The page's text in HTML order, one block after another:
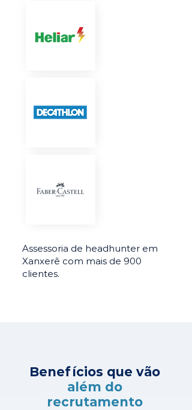
Assessoria de headhunter em
Xanxerê com mais de 900
clientes.
Benefícios que vão
além do
recrutamento